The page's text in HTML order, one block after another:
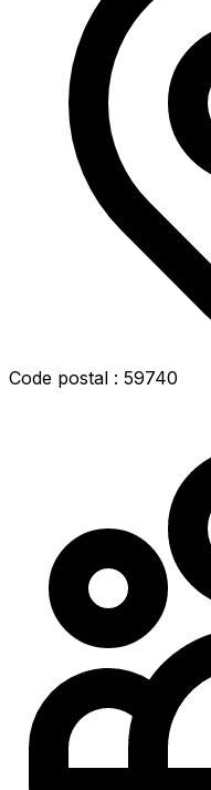
Code postal : 59740